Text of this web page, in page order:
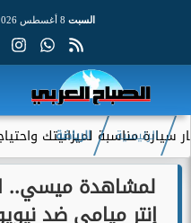
السبت
مناسبة لميزانيتك
الرئيسية الرياضة
لمشاهدة ميسي..
إنتر ميامي ضد